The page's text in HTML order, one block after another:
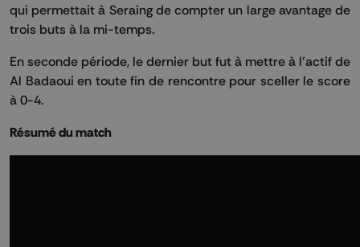
qui permettait à Seraing de compter un large avantage de
trois buts à la mi-temps.
En seconde période, le dernier but fut à mettre à l'actif de
Al Badaoui en toute fin de rencontre pour sceller le score
à 0-4.
Résumé du match